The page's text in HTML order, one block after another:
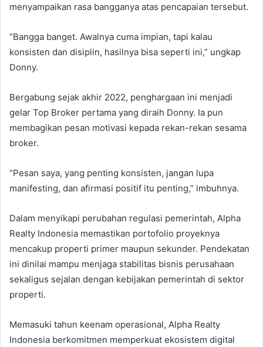
menyampaikan rasa bangganya atas pencapaian tersebut.
“Bangga banget. Awalnya cuma impian, tapi kalau
konsisten dan disiplin, hasilnya bisa seperti ini,” ungkap
Donny.
Bergabung sejak akhir 2022, penghargaan ini menjadi
gelar Top Broker pertama yang diraih Donny. Ia pun
membagikan pesan motivasi kepada rekan-rekan sesama
broker.
“Pesan saya, yang penting konsisten, jangan lupa
manifesting, dan afirmasi positif itu penting,” imbuhnya.
Dalam menyikapi perubahan regulasi pemerintah, Alpha
Realty Indonesia memastikan portofolio proyeknya
mencakup properti primer maupun sekunder. Pendekatan
ini dinilai mampu menjaga stabilitas bisnis perusahaan
sekaligus sejalan dengan kebijakan pemerintah di sektor
properti.
Memasuki tahun keenam operasional, Alpha Realty
Indonesia berkomitmen memperkuat ekosistem digital